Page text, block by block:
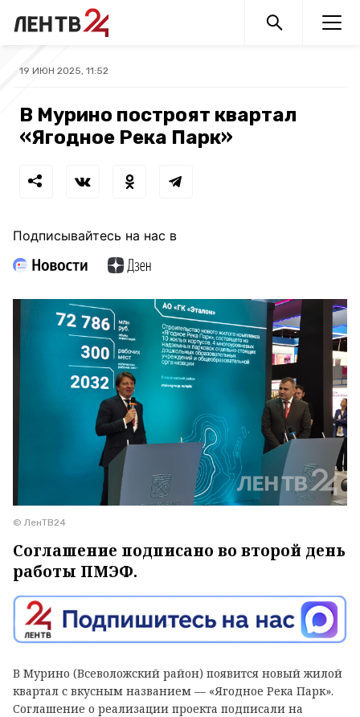
19 ИЮН 2025, 11:52
В Мурино построят квартал
«Ягодное Река Парк»
Подписывайтесь на нас в
© ЛенТВ24
Соглашение подписано во второй день
работы ПМЭФ.
В Мурино (Всеволожский район) появится новый жилой
квартал с вкусным названием — «Ягодное Река Парк».
Соглашение о реализации проекта подписали на